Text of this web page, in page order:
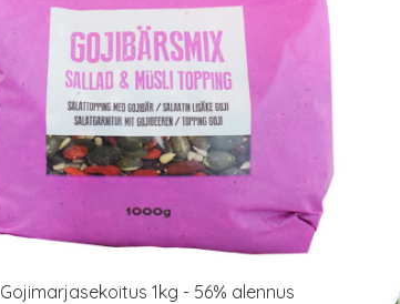
Gojimarjasekoitus 1kg - 56% alennus